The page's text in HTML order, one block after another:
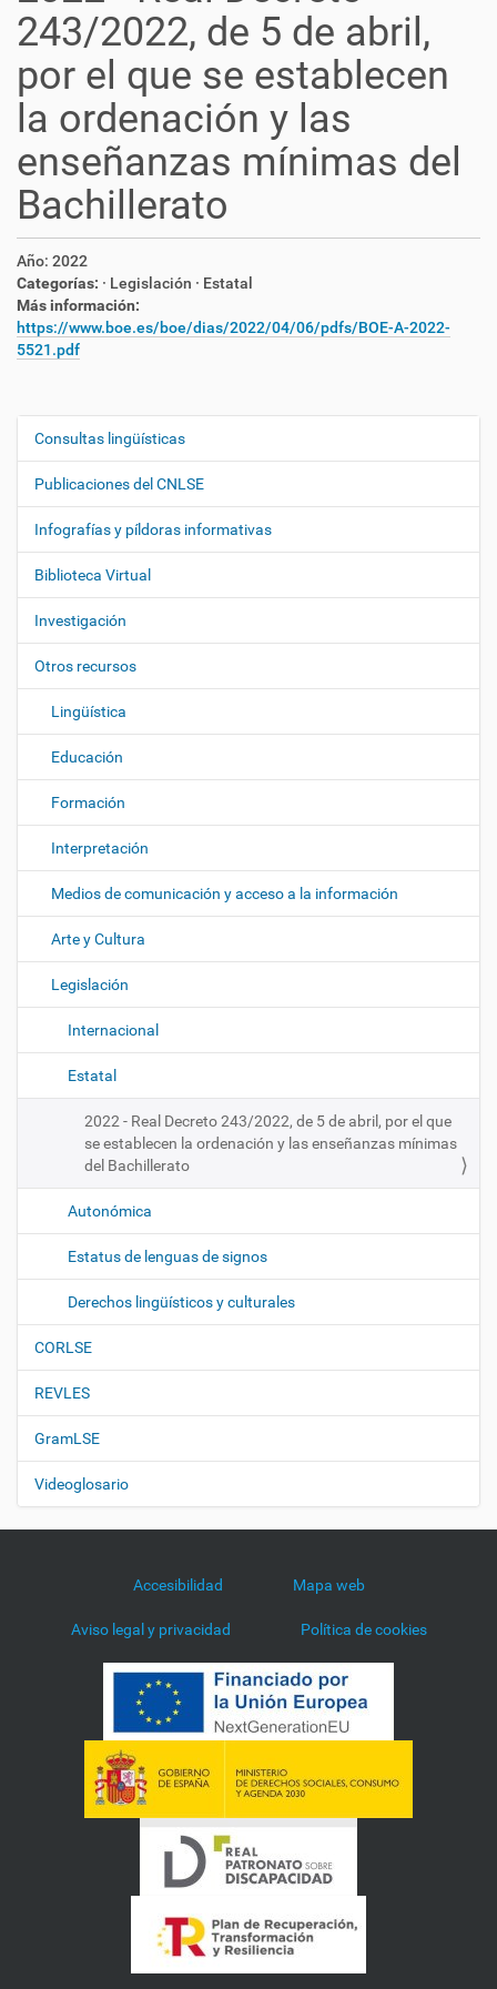
243/2022, de 5 de abril,
por el que se establecen
la ordenación y las
enseñanzas mínimas del
Bachillerato
Año: 2022
Categorías: · Legislación · Estatal
Más información:
https://www.boe.es/boe/dias/2022/04/06/pdfs/BOE-A-2022-
5521.pdf
N
e
g
a
c
i
ó
n
Consultas lingüísticas
Publicaciones del CNLSE
Infografías y píldoras informativas
Biblioteca Virtual
Investigación
Otros recursos
Lingüística
Educación
Formación
Interpretación
Medios de comunicación y acceso a la información
Arte y Cultura
Legislación
Internacional
Estatal
2022 - Real Decreto 243/2022, de 5 de abril, por el que
se establecen la ordenación y las enseñanzas mínimas
del Bachillerato
Autonómica
Estatus de lenguas de signos
Derechos lingüísticos y culturales
CORLSE
REVLES
GramLSE
Videoglosario
Accesibilidad Mapa web
Aviso legal y privacidad Política de cookies